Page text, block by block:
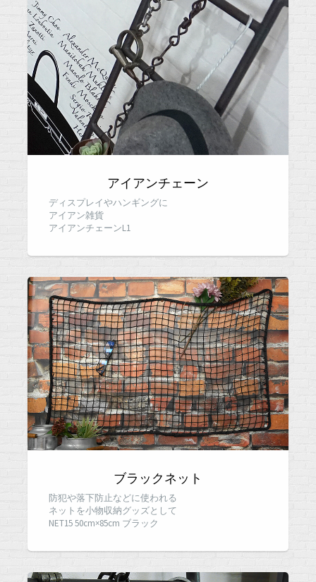
アイアンチェーン
ディスプレイやハンギングに
アイアン雑貨
アイアンチェーンL1
ブラックネット
防犯や落下防止などに使われる
ネットを小物収納グッズとして
NET15 50cm×85cm ブラック